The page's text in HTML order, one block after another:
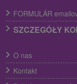
FORMULÁR
SZCZEGÓŁY
O nas
Kontakt